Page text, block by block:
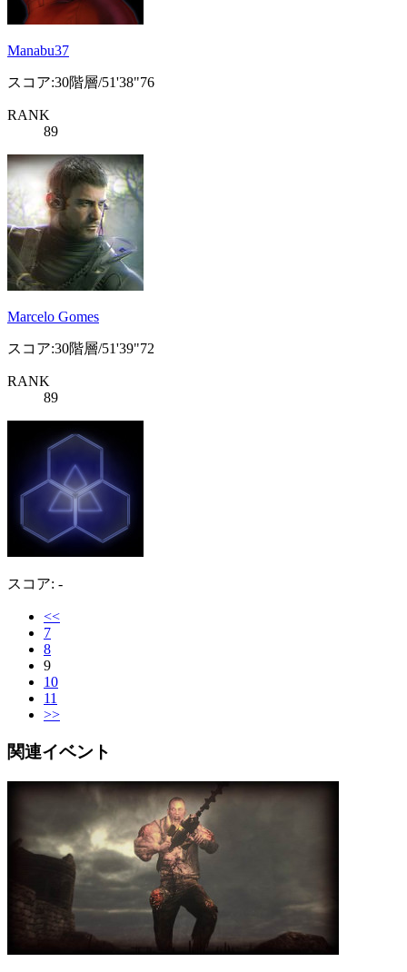
Manabu37
スコア:30階層/51'38"76
RANK
89
Marcelo Gomes
スコア:30階層/51'39"72
RANK
89
スコア: -
<<
7
8
9
10
11
>>
関連イベント